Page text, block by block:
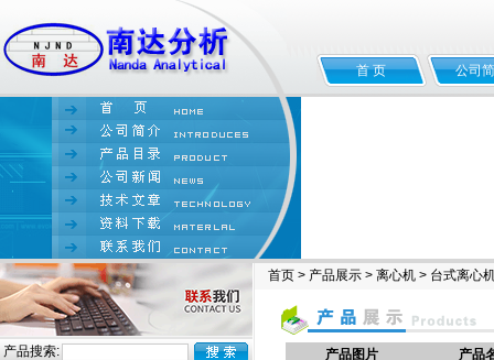
首 页 公司
产品搜索:
首页 > 产品展示 > 离心机 > 台式离心
产品图片 产品